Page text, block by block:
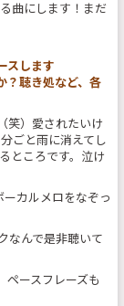
曲にします！まだ
スします
？聴き処など、各
笑）愛されたいけ
ごと雨に消えてし
ところです。泣け
カルメロをなぞっ
なんで是非聴いて
ペースフレーズも